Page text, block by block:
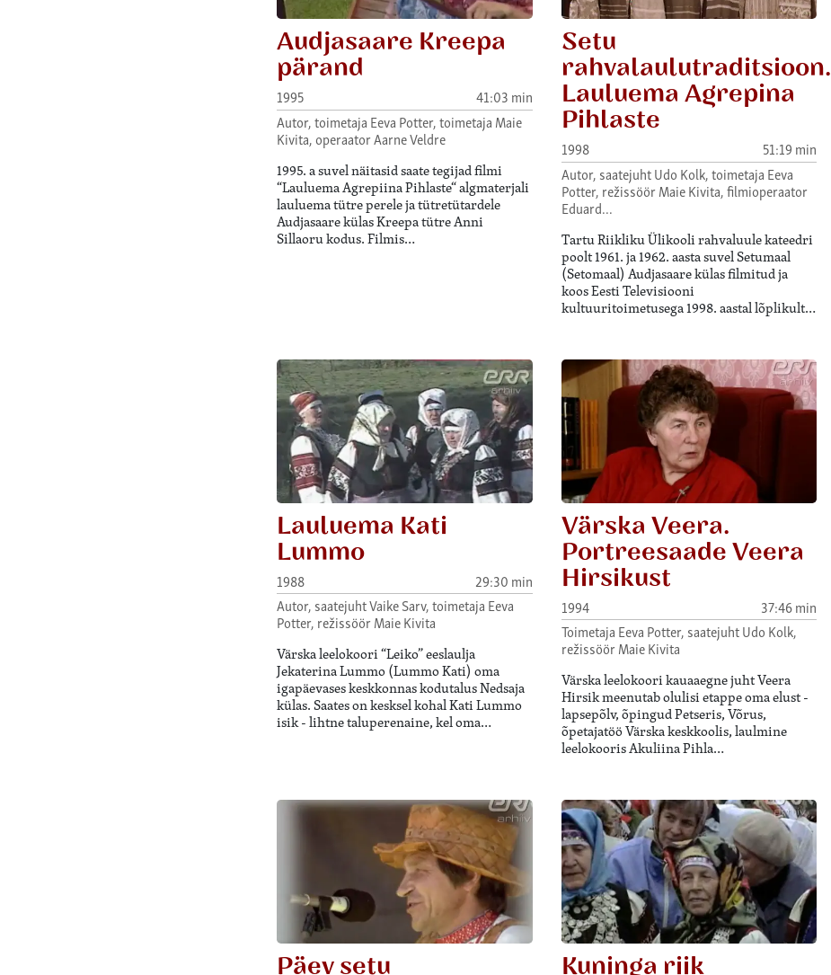
Audjasaare Kreepa
pärand
1995
41:03 min
Autor, toimetaja Eeva Potter, toimetaja Maie
Kivita, operaator Aarne Veldre
1995. a suvel näitasid saate tegijad filmi
“Lauluema Agrepiina Pihlaste“ algmaterjali
lauluema tütre perele ja tütretütardele
Audjasaare külas Kreepa tütre Anni
Sillaoru kodus. Filmis…
Setu
rahvalaulutraditsioon.
Lauluema Agrepina
Pihlaste
1998
51:19 min
Autor, saatejuht Udo Kolk, toimetaja Eeva
Potter, režissöör Maie Kivita, filmioperaator
Eduard…
Tartu Riikliku Ülikooli rahvaluule kateedri
poolt 1961. ja 1962. aasta suvel Setumaal
(Setomaal) Audjasaare külas filmitud ja
koos Eesti Televisiooni
kultuuritoimetusega 1998. aastal lõplikult…
Lauluema Kati
Lummo
1988
29:30 min
Autor, saatejuht Vaike Sarv, toimetaja Eeva
Potter, režissöör Maie Kivita
Värska leelokoori “Leiko” eeslaulja
Jekaterina Lummo (Lummo Kati) oma
igapäevases keskkonnas kodutalus Nedsaja
külas. Saates on kesksel kohal Kati Lummo
isik - lihtne taluperenaine, kel oma…
Värska Veera.
Portreesaade Veera
Hirsikust
1994
37:46 min
Toimetaja Eeva Potter, saatejuht Udo Kolk,
režissöör Maie Kivita
Värska leelokoori kauaaegne juht Veera
Hirsik meenutab olulisi etappe oma elust -
lapsepõlv, õpingud Petseris, Võrus,
õpetajatöö Värska keskkoolis, laulmine
leelokooris Akuliina Pihla…
Päev setu Kuninga riik